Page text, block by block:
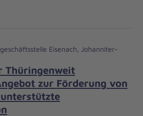
Eisenach, Johanniter-
Thüringenweit
zur Förderung von